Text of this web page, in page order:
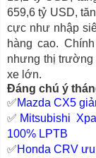
659,6 tỷ USD,
cực như nhập
hàng cao.
nhưng thị
xe lớn.
Đáng chú ý
✅Mazda CX5
✅ Mitsubishi
100% LPTB
✅Honda CRV